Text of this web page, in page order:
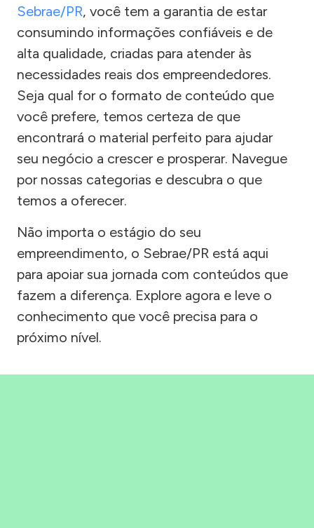
Sebrae/PR, você tem a garantia de estar
consumindo informações confiáveis e de
alta qualidade, criadas para atender às
necessidades reais dos empreendedores.
Seja qual for o formato de conteúdo que
você prefere, temos certeza de que
encontrará o material perfeito para ajudar
seu negócio a crescer e prosperar. Navegue
por nossas categorias e descubra o que
temos a oferecer.
Não importa o estágio do seu
empreendimento, o Sebrae/PR está aqui
para apoiar sua jornada com conteúdos que
fazem a diferença. Explore agora e leve o
conhecimento que você precisa para o
próximo nível.